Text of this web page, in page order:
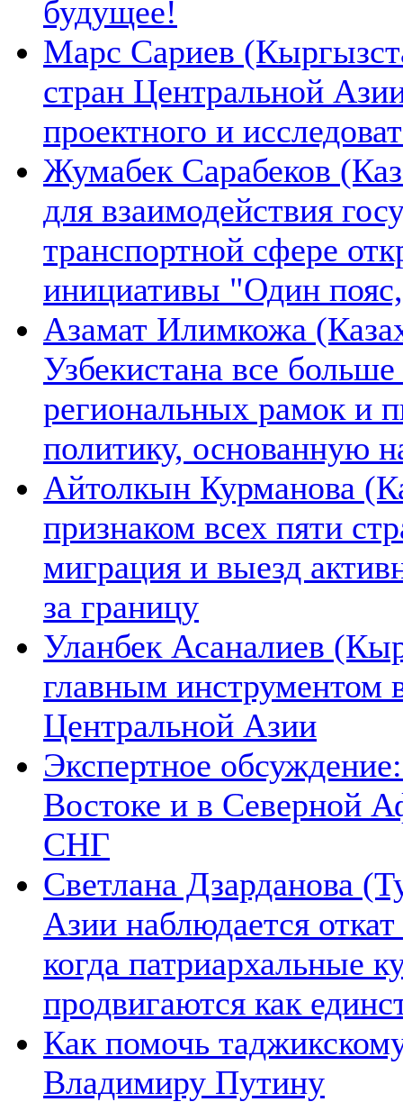
будущее!
Марс Сариев
стран Центральной
проектного и
Жумабек Сарабеков
для взаимодействия
транспортной сфере
инициативы "Один
Азамат Илимкожа
Узбекистана все
региональных рамок и
политику, основанную
Айтолкын Курманова
признаком всех пяти
миграция и выезд
за границу
Уланбек Асаналиев
главным инструментом
Центральной Азии
Экспертное
Востоке и в Северной
СНГ
Светлана Дзарданова
Азии наблюдается
когда патриархальные
продвигаются как
Как помочь
Владимиру Путину